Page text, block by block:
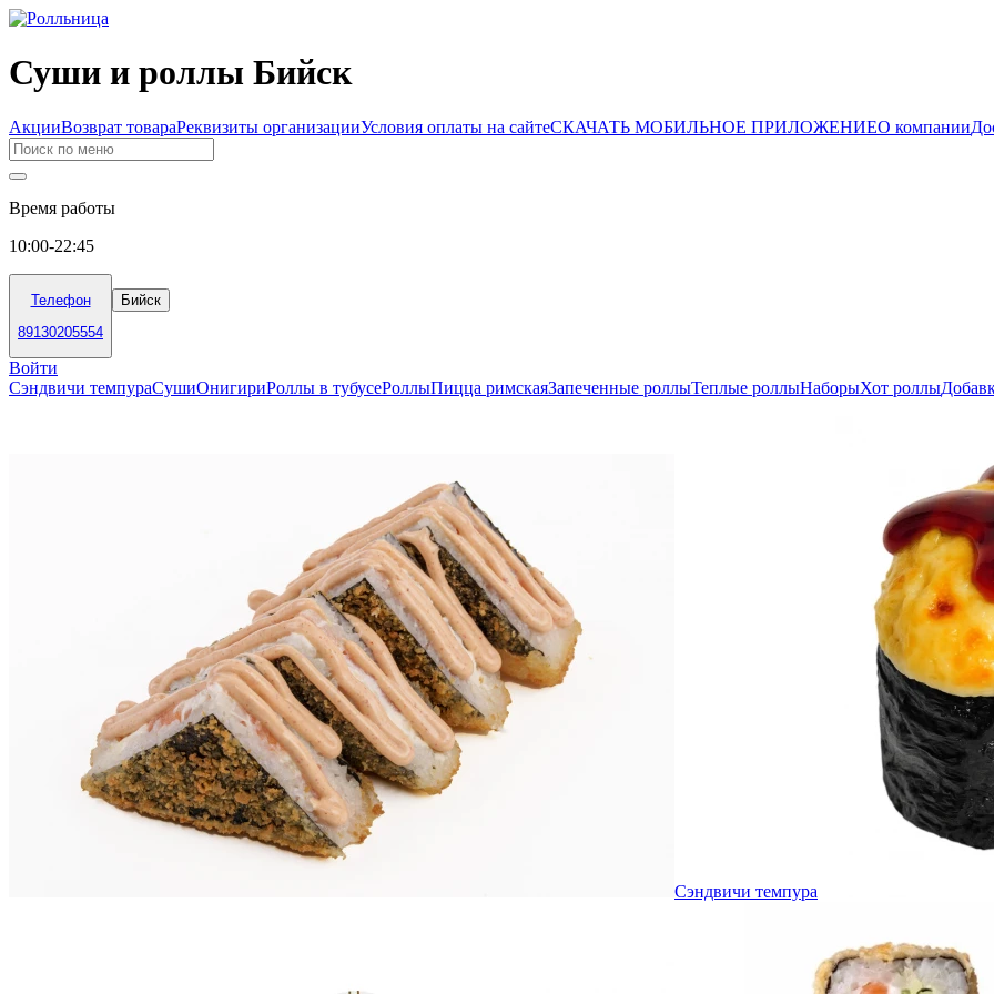
Суши и роллы Бийск
АкцииВозврат товараРеквизиты организацииУсловия оплаты на сайтеСКАЧАТЬ МОБИЛЬНОЕ ПРИЛОЖЕНИЕО компании
Время работы
10:00-22:45
Телефон
89130205554
Бийск
Войти
Сэндвичи темпураСушиОнигириРоллы в тубусеРоллыПицца римскаяЗапеченные роллыТеплые роллыНаборыХот роллы
Сэндвичи темпура